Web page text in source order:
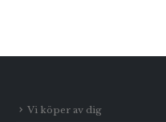
Vi köper av dig